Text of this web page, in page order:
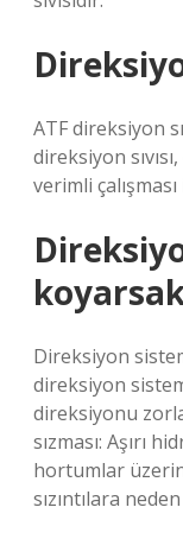
ATF direksiyon
direksiyon
verimli
Direksiyon
direksiyon
direksiyonu
sızması: Aşırı
hortumlar
sızıntılara